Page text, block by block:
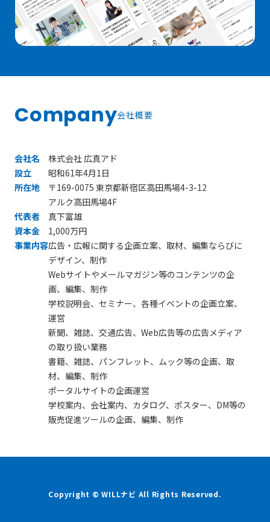
Company会社概要
会社名
株式会社 広真アド
設立
昭和61年4月1日
所在地
〒169-0075 東京都新宿区高田馬場4-3-12
アルク高田馬場4F
代表者
真下富雄
資本金
1,000万円
事業内容広告・広報に関する企画立案、取材、編集ならびに
デザイン、制作
Webサイトやメールマガジン等のコンテンツの企
画、編集、制作
学校説明会、セミナー、各種イベントの企画立案、
運営
新聞、雑誌、交通広告、Web広告等の広告メディア
の取り扱い業務
書籍、雑誌、パンフレット、ムック等の企画、取
材、編集、制作
ポータルサイトの企画運営
学校案内、会社案内、カタログ、ポスター、DM等の
販売促進ツールの企画、編集、制作
Copyright © WILLナビ All Rights Reserved.